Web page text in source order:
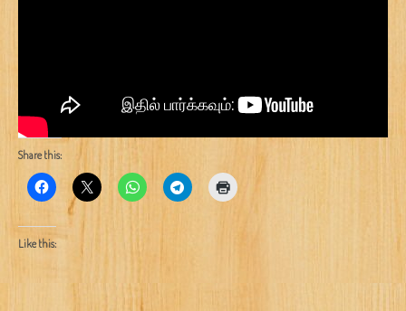
Share this:
Like this: